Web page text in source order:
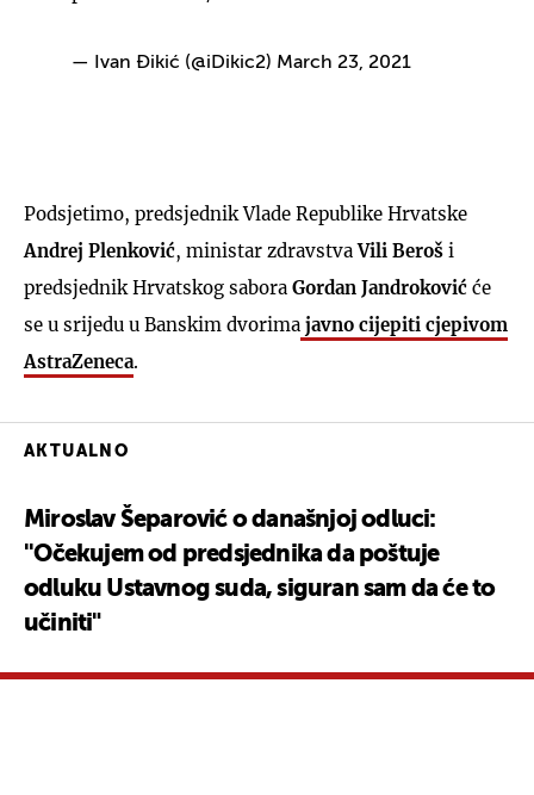
— Ivan Đikić (@iDikic2) March 23, 2021
Podsjetimo, predsjednik Vlade Republike Hrvatske
Andrej Plenković, ministar zdravstvaVili Beroš i
predsjednik Hrvatskog sabora Gordan Jandroković će
se u srijedu u Banskim dvorima javno cijepiti cjepivom
AstraZeneca.
AKTUALNO
Miroslav Šeparović o današnjoj odluci:
''Očekujem od predsjednika da poštuje
odluku Ustavnog suda, siguran sam da će to
učiniti"